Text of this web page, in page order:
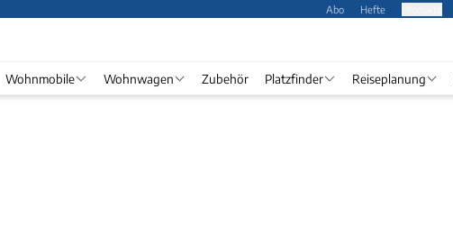
Abo Hefte
Wohnmobile Wohnwagen Zubehör Platzfinder Reiseplanung